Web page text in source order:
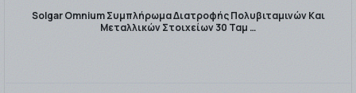
Solgar Omnium Συμπλήρωμα Διατροφής Πολυβιταμινών Και
Μεταλλικών Στοιχείων 30 Ταμ …